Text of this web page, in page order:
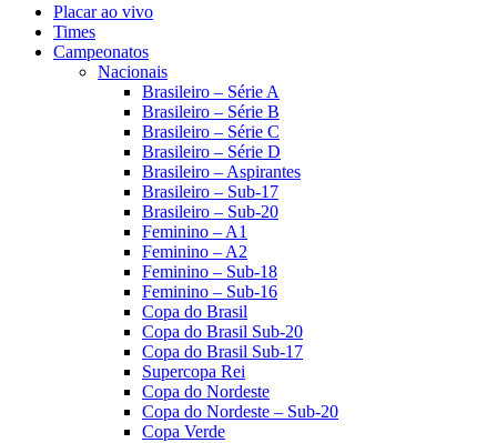
Placar ao vivo
Times
Campeonatos
Nacionais
Brasileiro – Série A
Brasileiro – Série B
Brasileiro – Série C
Brasileiro – Série D
Brasileiro – Aspirantes
Brasileiro – Sub-17
Brasileiro – Sub-20
Feminino – A1
Feminino – A2
Feminino – Sub-18
Feminino – Sub-16
Copa do Brasil
Copa do Brasil Sub-20
Copa do Brasil Sub-17
Supercopa Rei
Copa do Nordeste
Copa do Nordeste – Sub-20
Copa Verde